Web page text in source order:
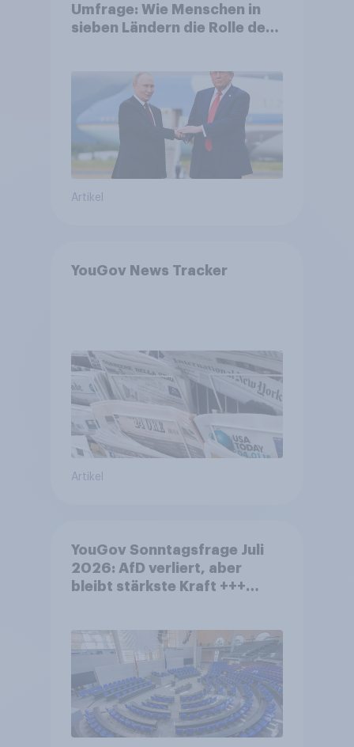
Umfrage: Wie Menschen in
sieben Ländern die Rolle der
Bedrohungen und Bündnisse
bewerten
Artikel
YouGov News Tracker
Artikel
YouGov Sonntagsfrage Juli
2026: AfD verliert, aber
bleibt stärkste Kraft +++